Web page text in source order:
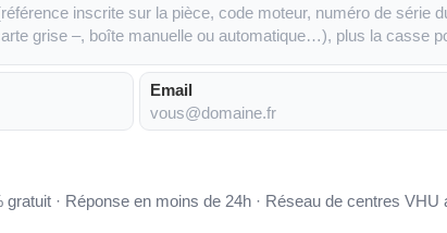
Email
gratuit · Réponse en moins de 24h · Réseau de centres VHU